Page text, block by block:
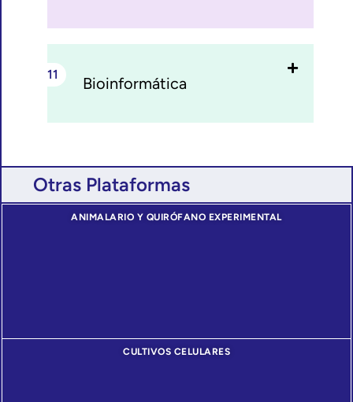
Bioinformática
Otras Plataformas
ANIMALARIO Y QUIRÓFANO EXPERIMENTAL
CULTIVOS CELULARES